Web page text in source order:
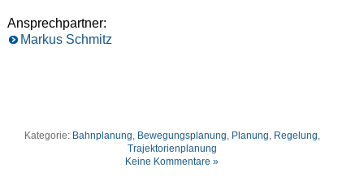
Ansprechpartner:
Markus Schmitz
Kategorie: Bahnplanung Bewegungsplanung Planung Regelung
Trajektorienplanung
Keine Kommentare »